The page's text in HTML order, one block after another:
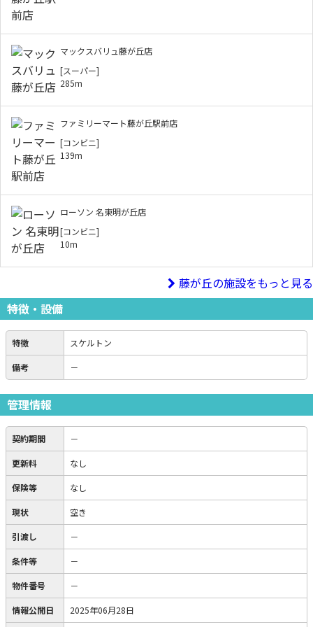
マックスバリュ藤が丘店
[スーパー]
285m
ファミリーマート藤が丘駅前店
[コンビニ]
139m
ローソン 名東明が丘店
[コンビニ]
10m
藤が丘の施設をもっと見る
特徴・設備
特徴 スケルトン
備考 －
管理情報
契約期間 －
更新料 なし
保険等 なし
現状 空き
引渡し －
条件等 －
物件番号 －
情報公開日 2025年06月28日